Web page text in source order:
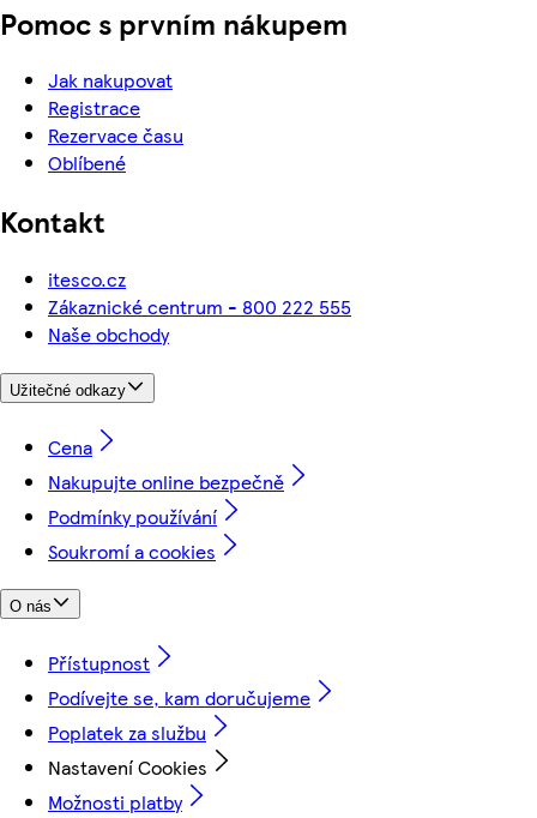
Pomoc s prvním nákupem
Jak nakupovat
Registrace
Rezervace času
Oblíbené
Kontakt
itesco.cz
Zákaznické centrum - 800 222 555
Naše obchody
Užitečné odkazy
Cena
Nakupujte online bezpečně
Podmínky používání
Soukromí a cookies
O nás
Přístupnost
Podívejte se, kam doručujeme
Poplatek za službu
Nastavení Cookies
Možnosti platby